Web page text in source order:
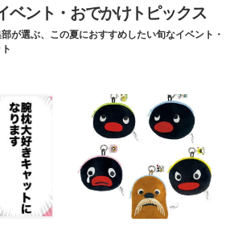
ベント・おでかけトピックス
が選ぶ、この夏におすすめしたい旬なイベント・